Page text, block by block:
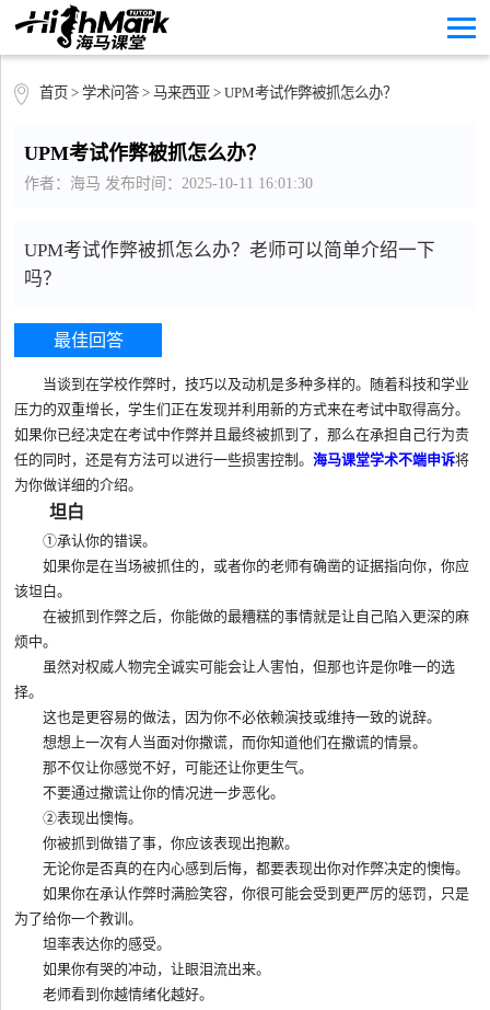
首页 > 学术问答> 马来西亚 > UPM考试作弊被抓怎么办？
UPM考试作弊被抓怎么办？
作者：海马 发布时间：2025-10-11 16:01:30
UPM考试作弊被抓怎么办？老师可以简单介绍一下
吗？
最佳回答
当谈到在学校作弊时，技巧以及动机是多种多样的。随着科技和学业
压力的双重增长，学生们正在发现并利用新的方式来在考试中取得高分。
如果你已经决定在考试中作弊并且最终被抓到了，那么在承担自己行为责
任的同时，还是有方法可以进行一些损害控制。海马课堂学术不端申诉将
为你做详细的介绍。
坦白
①承认你的错误。
如果你是在当场被抓住的，或者你的老师有确凿的证据指向你，你应
该坦白。
在被抓到作弊之后，你能做的最糟糕的事情就是让自己陷入更深的麻
烦中。
虽然对权威人物完全诚实可能会让人害怕，但那也许是你唯一的选
择。
这也是更容易的做法，因为你不必依赖演技或维持一致的说辞。
想想上一次有人当面对你撒谎，而你知道他们在撒谎的情景。
那不仅让你感觉不好，可能还让你更生气。
不要通过撒谎让你的情况进一步恶化。
②表现出懊悔。
你被抓到做错了事，你应该表现出抱歉。
无论你是否真的在内心感到后悔，都要表现出你对作弊决定的懊悔。
如果你在承认作弊时满脸笑容，你很可能会受到更严厉的惩罚，只是
为了给你一个教训。
坦率表达你的感受。
如果你有哭的冲动，让眼泪流出来。
老师看到你越情绪化越好。